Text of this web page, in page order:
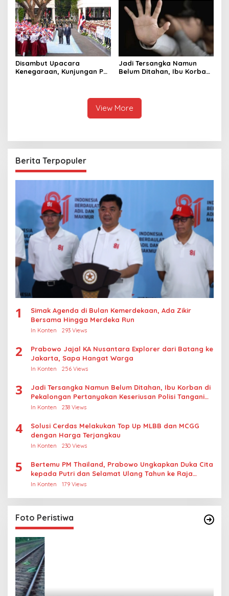
Raja Thailand
Disambut Upacara
Kenegaraan, Kunjungan PM
Jadi Tersangka Namun
Belum Ditahan, Ibu Korban
Anaknya Hamil
View More
Berita Terpopuler
1
Simak Agenda di Bulan Kemerdekaan, Ada Zikir
Bersama Hingga Merdeka Run
In Konten 293 Views
2
Prabowo Jajal KA Nusantara Explorer dari Batang ke
Jakarta, Sapa Hangat Warga
In Konten 256 Views
3
Jadi Tersangka Namun Belum Ditahan, Ibu Korban di
Pekalongan Pertanyakan Keseriusan Polisi Tangani
Kasus Rudapksa Sampai Anaknya Hamil
In Konten 238 Views
4
Solusi Cerdas Melakukan Top Up MLBB dan MCGG
dengan Harga Terjangkau
In Konten 230 Views
5
Bertemu PM Thailand, Prabowo Ungkapkan Duka Cita
kepada Putri dan Selamat Ulang Tahun ke Raja
Thailand
In Konten 179 Views
Foto Peristiwa